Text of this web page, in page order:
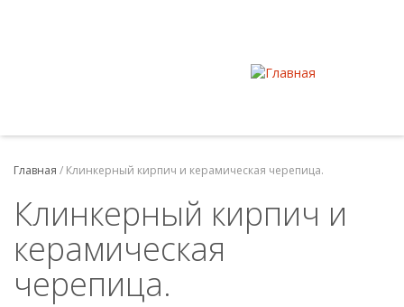
Главная / Клинкерный кирпич и керамическая черепица.
Клинкерный кирпич и
керамическая
черепица.